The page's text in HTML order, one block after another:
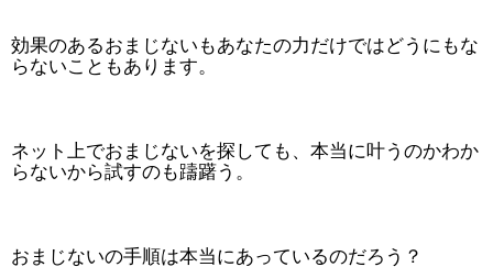
効果のあるおまじないもあなたの力だけではどうにもな
らないこともあります。
ネット上でおまじないを探しても、本当に叶うのかわか
らないから試すのも躊躇う。
おまじないの手順は本当にあっているのだろう？